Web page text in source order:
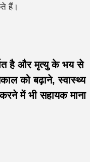
हैं।
है और मृत्यु के भय से
को बढ़ाने, स्वास्थ्य
में भी सहायक माना